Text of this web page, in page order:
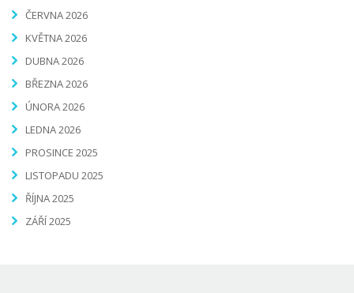
ČERVNA 2026
KVĚTNA 2026
DUBNA 2026
BŘEZNA 2026
ÚNORA 2026
LEDNA 2026
PROSINCE 2025
LISTOPADU 2025
ŘÍJNA 2025
ZÁŘÍ 2025